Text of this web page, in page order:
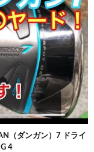
（ダンガン）7 ドライ
4